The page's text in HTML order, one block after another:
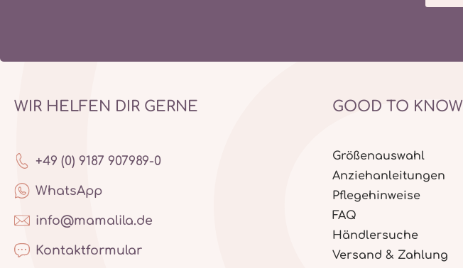
WIR HELFEN DIR GERNE
+49 (0) 9187 907989-0
WhatsApp
info@mamalila.de
Kontaktformular
GOOD TO KNOW
Größenauswahl
Anziehanleitungen
Pflegehinweise
FAQ
Händlersuche
Versand & Zahlung